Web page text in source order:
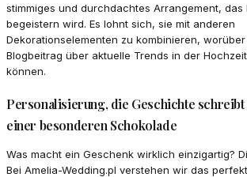
stimmiges und durchdachtes Arrangement, das
begeistern wird. Es lohnt sich, sie mit anderen
Dekorationselementen zu kombinieren,
Blogbeitrag über aktuelle Trends in der
können.
Personalisierung, die Geschichte schreibt
einer besonderen Schokolade
Was macht ein Geschenk wirklich einzigartig?
Bei Amelia-Wedding.pl verstehen wir das